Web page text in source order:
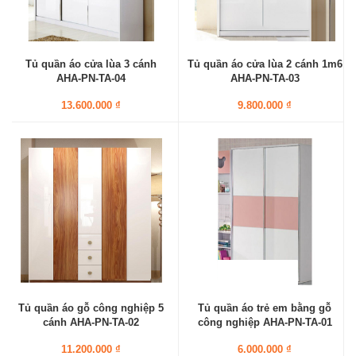
Tủ quần áo cửa lùa 3 cánh
AHA-PN-TA-04
13.600.000 ₫
Tủ quần áo cửa lùa 2 cánh 1m6
AHA-PN-TA-03
9.800.000 ₫
Tủ quần áo gỗ công nghiệp 5
cánh AHA-PN-TA-02
11.200.000 ₫
Tủ quần áo trẻ em bằng gỗ
công nghiệp AHA-PN-TA-01
6.000.000 ₫